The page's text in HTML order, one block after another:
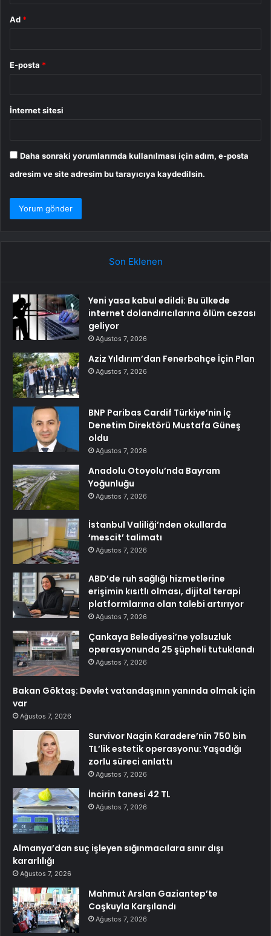
Ad *
E-posta *
İnternet sitesi
Daha sonraki yorumlarımda kullanılması için adım, e-posta
adresim ve site adresim bu tarayıcıya kaydedilsin.
Son Eklenen
Yeni yasa kabul edildi: Bu ülkede
internet dolandırıcılarına ölüm cezası
geliyor
Ağustos 7, 2026
Aziz Yıldırım’dan Fenerbahçe İçin Plan
Ağustos 7, 2026
BNP Paribas Cardif Türkiye’nin İç
Denetim Direktörü Mustafa Güneş
oldu
Ağustos 7, 2026
Anadolu Otoyolu’nda Bayram
Yoğunluğu
Ağustos 7, 2026
İstanbul Valiliği’nden okullarda
‘mescit’ talimatı
Ağustos 7, 2026
ABD’de ruh sağlığı hizmetlerine
erişimin kısıtlı olması, dijital terapi
platformlarına olan talebi artırıyor
Ağustos 7, 2026
Çankaya Belediyesi’ne yolsuzluk
operasyonunda 25 şüpheli tutuklandı
Ağustos 7, 2026
Bakan Göktaş: Devlet vatandaşının yanında olmak için
var
Ağustos 7, 2026
Survivor Nagin Karadere’nin 750 bin
TL’lik estetik operasyonu: Yaşadığı
zorlu süreci anlattı
Ağustos 7, 2026
İncirin tanesi 42 TL
Ağustos 7, 2026
Almanya’dan suç işleyen sığınmacılara sınır dışı
kararlılığı
Ağustos 7, 2026
Mahmut Arslan Gaziantep’te
Coşkuyla Karşılandı
Ağustos 7, 2026